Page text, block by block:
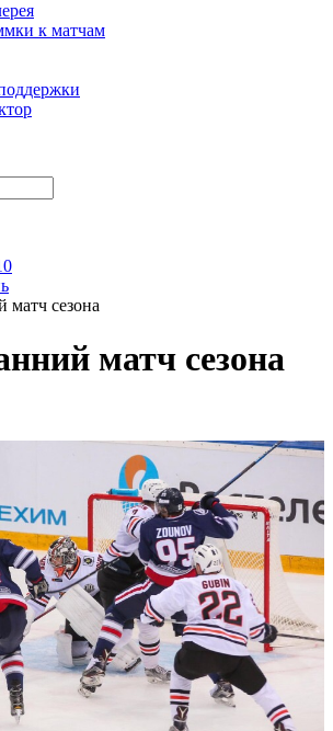
к матчам
сезона
матч сезона